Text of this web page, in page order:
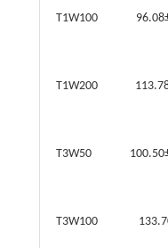
T1W100
T1W200
T3W50
T3W100